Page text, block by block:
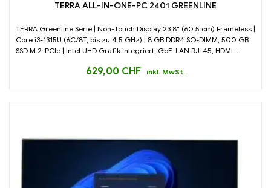
TERRA ALL-IN-ONE-PC 2401 GREENLINE
TERRA Greenline Serie | Non-Touch Display 23.8" (60.5 cm) Frameless |
Core i3-1315U (6C/8T, bis zu 4.5 GHz) | 8 GB DDR4 SO-DIMM, 500 GB
SSD M.2-PCIe | Intel UHD Grafik integriert, GbE-LAN RJ-45, HDMI...
629,00 CHF inkl. MwSt.